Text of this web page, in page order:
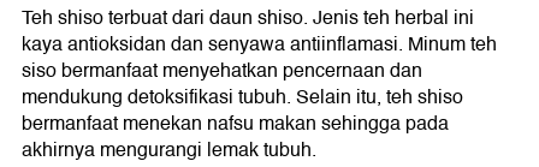
Teh shiso terbuat dari daun shiso. Jenis teh herbal ini
kaya antioksidan dan senyawa antiinflamasi. Minum teh
siso bermanfaat menyehatkan pencernaan dan
mendukung detoksifikasi tubuh. Selain itu, teh shiso
bermanfaat menekan nafsu makan sehingga pada
akhirnya mengurangi lemak tubuh.